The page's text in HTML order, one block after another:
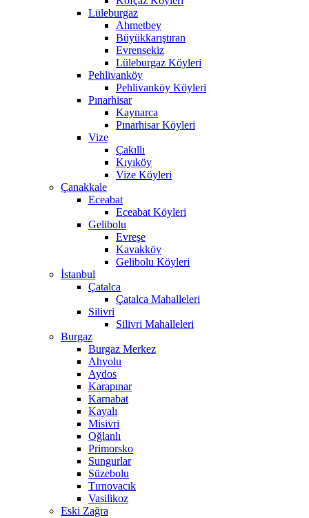
Lüleburgaz
Ahmetbey
Büyükkarıştıran
Evrensekiz
Lüleburgaz Köyleri
Pehlivanköy
Pehlivanköy Köyleri
Pınarhisar
Kaynarca
Pınarhisar Köyleri
Vize
Çakıllı
Kıyıköy
Vize Köyleri
Çanakkale
Eceabat
Eceabat Köyleri
Gelibolu
Evreşe
Kavakköy
Gelibolu Köyleri
İstanbul
Çatalca
Çatalca Mahalleleri
Silivri
Silivri Mahalleleri
Burgaz
Burgaz Merkez
Ahyolu
Aydos
Karapınar
Karnabat
Kayalı
Misivri
Oğlanlı
Primorsko
Sungurlar
Süzebolu
Tırnovacık
Vasilikoz
Eski Zağra